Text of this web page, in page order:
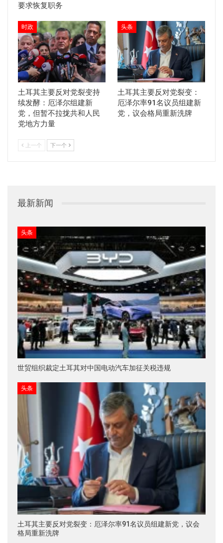
要求恢复职务
时政
土耳其主要反对党裂变持
续发酵：厄泽尔组建新
党，但暂不拉拢共和人民
党地方力量
头条
土耳其主要反对党裂变：
厄泽尔率91名议员组建新
党，议会格局重新洗牌
上一个 下一个
最新新闻
头条
世贸组织裁定土耳其对中国电动汽车加征关税违规
头条
土耳其主要反对党裂变：厄泽尔率91名议员组建新党，议会
格局重新洗牌